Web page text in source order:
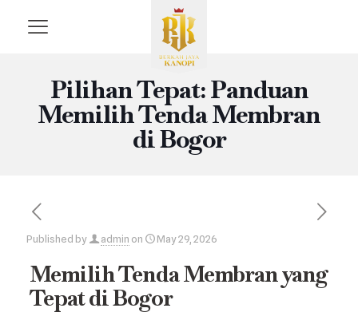
Pilihan Tepat: Panduan
Memilih Tenda Membran
di Bogor
Published by admin on May 29, 2026
Memilih Tenda Membran yang
Tepat di Bogor